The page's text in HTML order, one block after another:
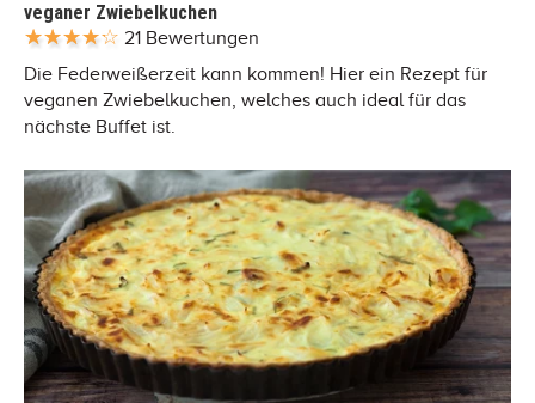
veganer Zwiebelkuchen
21 Bewertungen
Die Federweißerzeit kann kommen! Hier ein Rezept für
veganen Zwiebelkuchen, welches auch ideal für das
nächste Buffet ist.